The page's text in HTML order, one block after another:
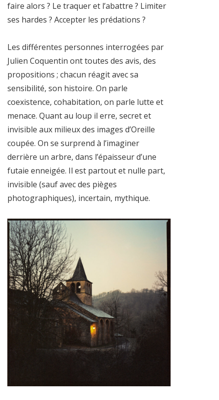
faire alors ? Le traquer et l’abattre ? Limiter
ses hardes ? Accepter les prédations ?
Les différentes personnes interrogées par
Julien Coquentin ont toutes des avis, des
propositions ; chacun réagit avec sa
sensibilité, son histoire. On parle
coexistence, cohabitation, on parle lutte et
menace. Quant au loup il erre, secret et
invisible aux milieux des images d’Oreille
coupée. On se surprend à l’imaginer
derrière un arbre, dans l’épaisseur d’une
futaie enneigée. Il est partout et nulle part,
invisible (sauf avec des pièges
photographiques), incertain, mythique.